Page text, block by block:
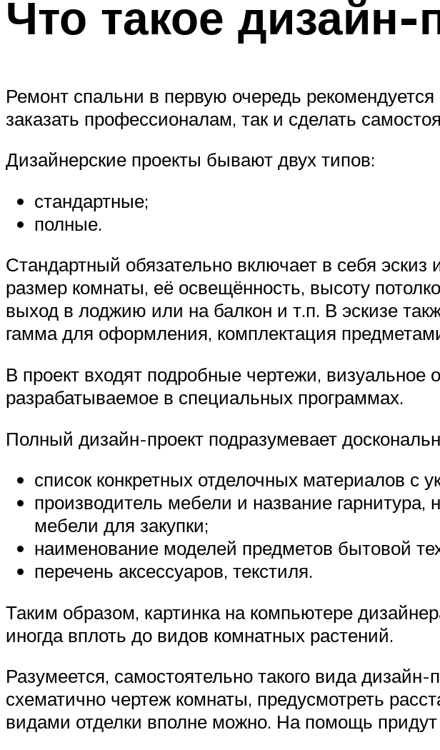
Что такое дизайн-
Ремонт спальни в первую очередь
заказать профессионалам, так и сделать
Дизайнерские проекты бывают двух типов:
стандартные;
полные.
Стандартный обязательно включает в себя
размер комнаты, её освещённость, высоту
выход в лоджию или на балкон и т.п. В эскизе
гамма для оформления, комплектация
В проект входят подробные чертежи, визуальное
разрабатываемое в специальных программах.
Полный дизайн-проект подразумевает
список конкретных отделочных материалов с
производитель мебели и название
мебели для закупки;
наименование моделей предметов бытовой
перечень аксессуаров, текстиля.
Таким образом, картинка на компьютере
иногда вплоть до видов комнатных растений.
Разумеется, самостоятельно такого вида
схематично чертеж комнаты, предусмотреть
видами отделки вполне можно. На помощь